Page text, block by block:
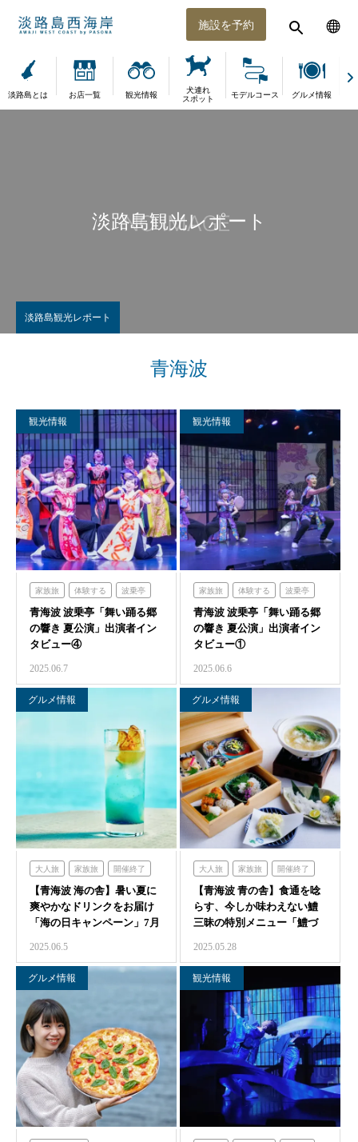
施設を予約
淡路島とは お店一覧 観光情報
犬連れ
スポット
モデルコース グルメ情報
淡路島観光レポート
淡路島観光レポート
青海波
観光情報
家族旅 体験する 波乗亭
青海波
青海波 波乗亭「舞い踊る郷
の響き 夏公演」出演者イン
タビュー④
2025.06.7
観光情報
家族旅 体験する 波乗亭
青海波
青海波 波乗亭「舞い踊る郷
の響き 夏公演」出演者イン
タビュー①
2025.06.6
グルメ情報
大人旅 家族旅 開催終了
食べる 海の舎 青海波
【青海波 海の舎】暑い夏に
爽やかなドリンクをお届け
「海の日キャンペーン」7月
2025.06.5
グルメ情報
大人旅 家族旅 開催終了
食べる 青の舎 青海波
【青海波 青の舎】食通を唸
らす、今しか味わえない鱧
三昧の特別メニュー「鱧づ
2025.05.28
グルメ情報 観光情報